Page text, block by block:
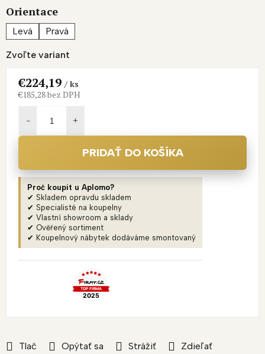
Zvoľte variant
Orientace
Levá Pravá
Tlač Opýtať sa Strážiť Zdieľať
€224,19/ ks
€185,28 bez DPH
PRIDAŤ DO KOŠÍKA
Proč koupit u Aplomo?
✔ Skladem opravdu skladem
✔ Specialisté na koupelny
✔ Vlastní showroom a sklady
✔ Ověřený sortiment
✔ Koupelnový nábytek dodáváme smontovaný